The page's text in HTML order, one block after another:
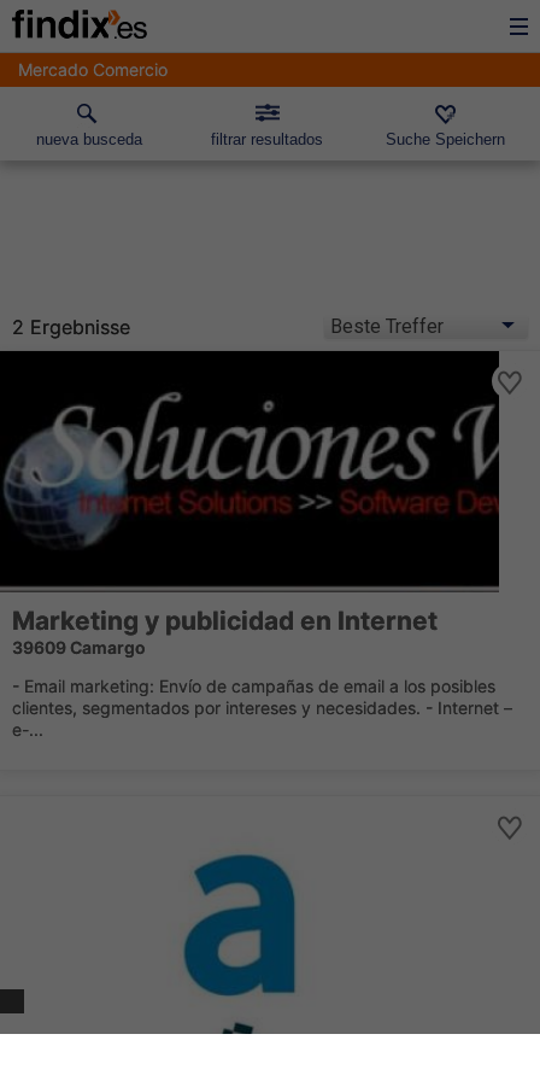
Mercado Comercio
nueva busceda filtrar resultados Suche Speichern
2 Ergebnisse
Marketing y publicidad en Internet
39609 Camargo
- Email marketing: Envío de campañas de email a los posibles
clientes, segmentados por intereses y necesidades. - Internet –
e-...